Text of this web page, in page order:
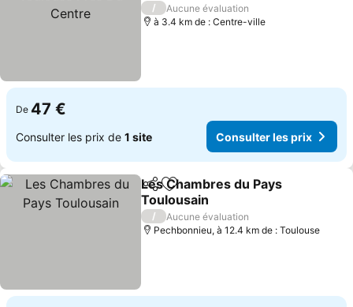
/
Aucune évaluation
à 3.4 km de : Centre-ville
De 47 €
Consulter les prix de 1 site Consulter les prix
PartagerAjouter à mes favoris
Les Chambres du Pays
Toulousain
/
Aucune évaluation
Pechbonnieu, à 12.4 km de : Toulouse